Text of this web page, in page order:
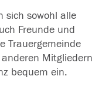
sich sowohl alle
Freunde und
Trauergemeinde
Mitgliedern
bequem ein.